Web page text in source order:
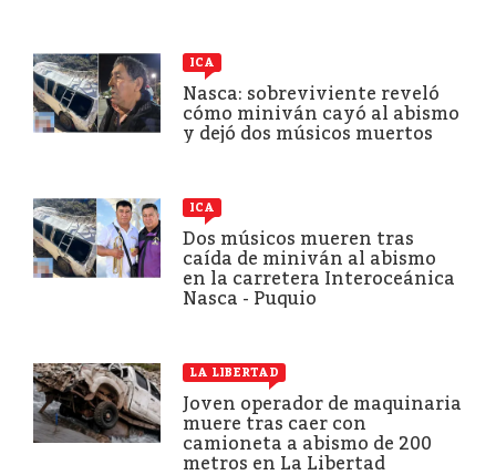
ICA
Nasca: sobreviviente reveló
cómo miniván cayó al abismo
y dejó dos músicos muertos
ICA
Dos músicos mueren tras
caída de miniván al abismo
en la carretera Interoceánica
Nasca - Puquio
LA LIBERTAD
Joven operador de maquinaria
muere tras caer con
camioneta a abismo de 200
metros en La Libertad